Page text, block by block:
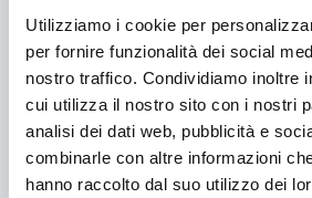
Utilizziamo i cookie per
per fornire funzionalità dei social
nostro traffico. Condividiamo inoltre
cui utilizza il nostro sito con i nostri
analisi dei dati web, pubblicità e
combinarle con altre informazioni
hanno raccolto dal suo utilizzo dei
Acquisto macchine e
Aerospazio
Agricoltura e sviluppo rurale
Agroalimentare
Aiuti umanitari e Protezione civile